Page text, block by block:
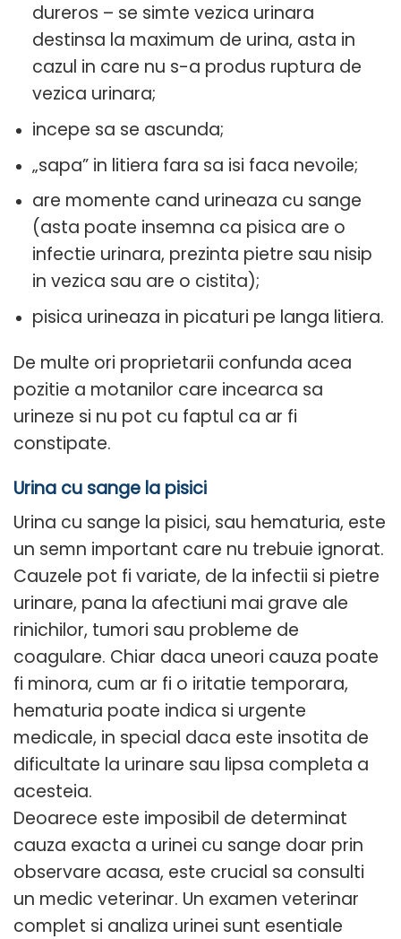
dureros – se simte vezica urinara
destinsa la maximum de urina, asta in
cazul in care nu s-a produs ruptura de
vezica urinara;
incepe sa se ascunda;
„sapa” in litiera fara sa isi faca nevoile;
are momente cand urineaza cu sange
(asta poate insemna ca pisica are o
infectie urinara, prezinta pietre sau nisip
in vezica sau are o cistita);
pisica urineaza in picaturi pe langa litiera.
De multe ori proprietarii confunda acea
pozitie a motanilor care incearca sa
urineze si nu pot cu faptul ca ar fi
constipate.
Urina cu sange la pisici
Urina cu sange la pisici, sau hematuria, este
un semn important care nu trebuie ignorat.
Cauzele pot fi variate, de la infectii si pietre
urinare, pana la afectiuni mai grave ale
rinichilor, tumori sau probleme de
coagulare. Chiar daca uneori cauza poate
fi minora, cum ar fi o iritatie temporara,
hematuria poate indica si urgente
medicale, in special daca este insotita de
dificultate la urinare sau lipsa completa a
acesteia.
Deoarece este imposibil de determinat
cauza exacta a urinei cu sange doar prin
observare acasa, este crucial sa consulti
un medic veterinar. Un examen veterinar
complet si analiza urinei sunt esentiale